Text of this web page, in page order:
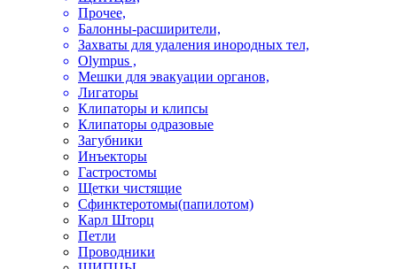
Прочее,
Балонны-расширители,
Захваты для удаления инородных тел,
Olympus ,
Мешки для эвакуации органов,
Лигаторы
Клипаторы и клипсы
Клипаторы одразовые
Загубники
Инъекторы
Гастростомы
Щетки чистящие
Сфинктеротомы(папилотом)
Карл Шторц
Петли
Проводники